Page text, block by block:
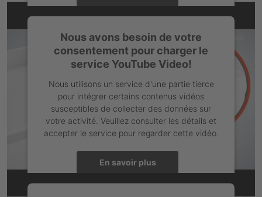
powered by Usercentrics Consent Management Platform
Nous avons besoin de votre
consentement pour charger le
service YouTube Video!
Nous utilisons un service d'une partie tierce
pour intégrer certains contenus vidéos
susceptibles de collecter des données sur
votre activité. Veuillez consulter les détails et
accepter le service pour regarder cette vidéo.
En savoir plus